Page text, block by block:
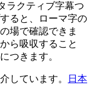
ラクティブ字幕つ
ると、ローマ字の
場で確認できま
ら吸収すること
つきます。
しています。
日本